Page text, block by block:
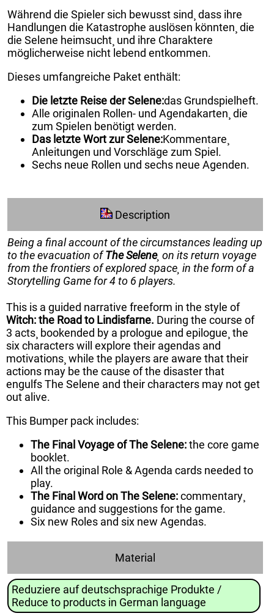
Während die Spieler sich bewusst sind¸ dass ihre
Handlungen die Katastrophe auslösen könnten¸ die
die Selene heimsucht¸ und ihre Charaktere
möglicherweise nicht lebend entkommen.
Dieses umfangreiche Paket enthält:
Die letzte Reise der Selene:das Grundspielheft.
Alle originalen Rollen- und Agendakarten¸ die
zum Spielen benötigt werden.
Das letzte Wort zur Selene:Kommentare¸
Anleitungen und Vorschläge zum Spiel.
Sechs neue Rollen und sechs neue Agenden.
Description
Being a final account of the circumstances leading up
to the evacuation ofThe Selene¸ on its return voyage
from the frontiers of explored space¸ in the form of a
Storytelling Game for 4 to 6 players.
This is a guided narrative freeform in the style of
Witch: the Road to Lindisfarne. During the course of
3 acts¸ bookended by a prologue and epilogue¸ the
six characters will explore their agendas and
motivations¸ while the players are aware that their
actions may be the cause of the disaster that
engulfs The Selene and their characters may not get
out alive.
This Bumper pack includes:
The Final Voyage of The Selene:the core game
booklet.
All the original Role & Agenda cards needed to
play.
The Final Word on The Selene:commentary¸
guidance and suggestions for the game.
Six new Roles and six new Agendas.
Material
Reduziere auf deutschsprachige Produkte /
Reduce to products in German language